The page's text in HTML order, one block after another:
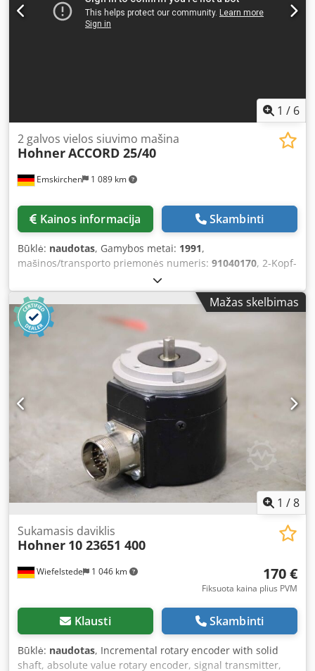
1 / 6
Emskirchen 1 089 km
2 galvos vielos siuvimo mašina
HohnerACCORD 25/40
Kainos informacija Skambinti
Būklė: naudotas, Gamybos metai: 1991,
mašinos/transporto priemonės numeris: 91040170, 2-Kopf-
Drahtheftmaschine Hohner ACCORD 25/40 2-Kopf-
Drahthefter für Block- und Sattelheftung Baujahr: 1991 –
Seriennummer: 91.040.170 Deden Apntopfx Aqrowa
Online-Video-Inspektion per Skype-Video möglich Wir
würden uns sehr über Ihren Besuch freuen – weitere
Maschinen auf Lager Sofort verfügbar – Besichtigung
möglich Lagerstandort: Emskirchen / Nürnberg – Testlauf
Mažas skelbimas
1 /8
Wiefelstede 1 046 km
Sukamasis daviklis
Hohner 10 23651 400
170 €
Fiksuota kaina plius PVM
Klausti Skambinti
Būklė: naudotas, Incremental rotary encoder with solid
shaft, absolute value rotary encoder, signal transmitter,